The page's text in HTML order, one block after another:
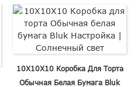
10X10X10 Коробка Для Торта
Обычная Белая Бумага Bluk